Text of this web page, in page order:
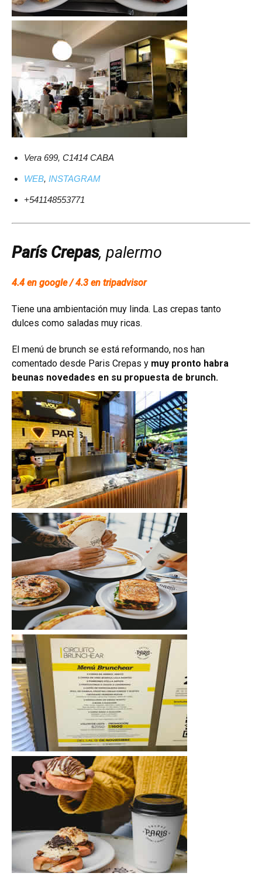
Vera 699, C1414 CABA
WEB, INSTAGRAM
+541148553771
París Crepas, palermo
4.4 en google / 4.3 en tripadvisor
Tiene una ambientación muy linda. Las crepas tanto
dulces como saladas muy ricas.
El menú de brunch se está reformando, nos han
comentado desde Paris Crepas y muy pronto habra
beunas novedades en su propuesta de brunch.